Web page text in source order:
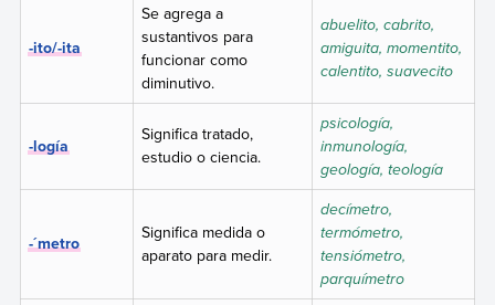
-ito/-ita
Se agrega a
sustantivos para
funcionar como
diminutivo.
abuelito, cabrito,
amiguita, momentito,
calentito, suavecito
-logía
Significa tratado,
estudio o ciencia.
psicología,
inmunología,
geología, teología
-´metro
Significa medida o
aparato para medir.
decímetro,
termómetro,
tensiómetro,
parquímetro